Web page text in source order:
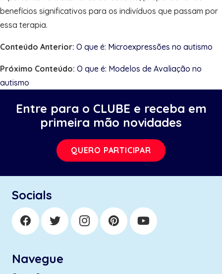
benefícios significativos para os indivíduos que passam por
essa terapia.
Conteúdo Anterior: O que é: Microexpressões no autismo
Próximo Conteúdo: O que é: Modelos de Avaliação no
autismo
Entre para o CLUBE e receba em
primeira mão novidades
QUERO PARTICIPAR
Socials
Navegue